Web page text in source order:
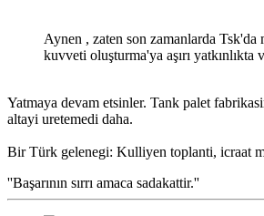
Aynen , zaten son zamanlarda Tsk'da
kuvveti oluşturma'ya aşırı yatkınlıkta
Yatmaya devam etsinler. Tank palet
altayi uretemedi daha.
Bir Türk gelenegi: Kulliyen toplanti, icraat
''Başarının sırrı amaca sadakattir.''